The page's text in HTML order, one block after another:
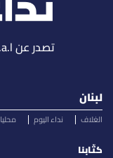
تصدر عن Lebanese Media Production s.a.l
لبنان
الغلاف نداء اليوم
كتّابنا